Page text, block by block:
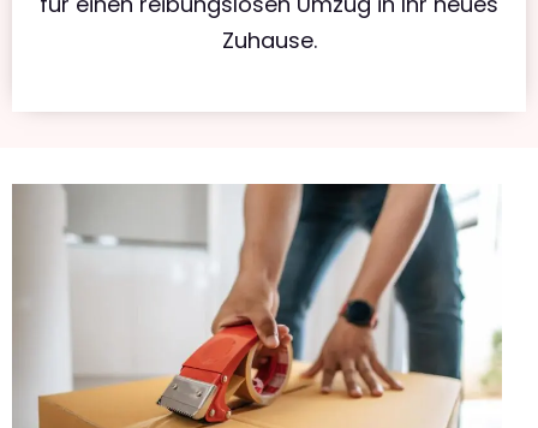
Zuhause.